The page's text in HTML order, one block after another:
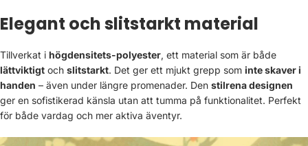
Elegant och slitstarkt material
Tillverkat i högdensitets-polyester, ett material som är både
lättviktigt och slitstarkt. Det ger ett mjukt grepp som inte skaver i
handen – även under längre promenader. Den stilrena designen
ger en sofistikerad känsla utan att tumma på funktionalitet. Perfekt
för både vardag och mer aktiva äventyr.